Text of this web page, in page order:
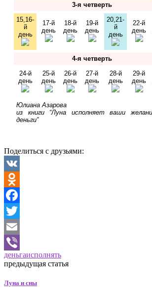
3-я четверть
15,16-
й
день
17-й
день
18-й
день
19-й
день
20,21-
й
день
22-й
день
4-я четверть
24-й
день
25-й
день
26-й
день
27-й
день
28-й
день
29-й
день
Юлиана Азарова
из книги “Луна исполняет ваши
деньги”
Поделиться с друзьями:
VK
Odnoklassniki
Facebook
Twitter
Email
Viber
деньгаисполнять
предыдущая статья
Луна и сны